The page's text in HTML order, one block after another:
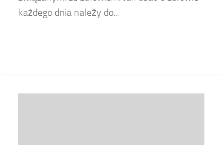
każdego dnia należy do...